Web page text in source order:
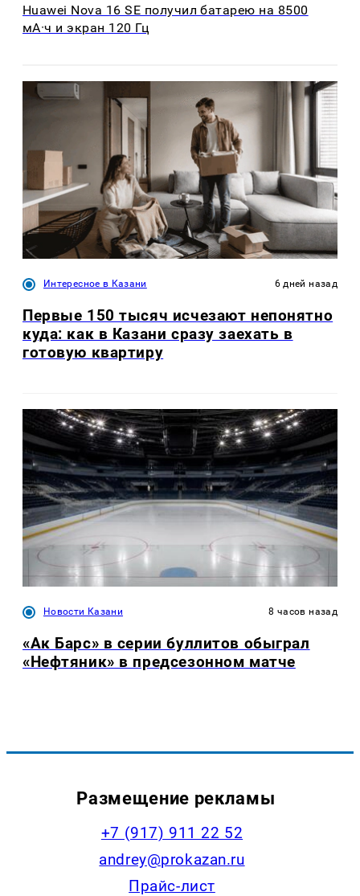
Huawei Nova 16 SE получил батарею на 8500
мА·ч и экран 120 Гц
Интересное в Казани 6 дней назад
Первые 150 тысяч исчезают непонятно
куда: как в Казани сразу заехать в
готовую квартиру
Новости Казани 8 часов назад
«Ак Барс» в серии буллитов обыграл
«Нефтяник» в предсезонном матче
Размещение рекламы
+7 (917) 911 22 52
andrey@prokazan.ru
Прайс-лист